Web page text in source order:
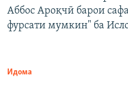
Аббос Ароқчӣ барои
фурсати мумкин" ба
Идома